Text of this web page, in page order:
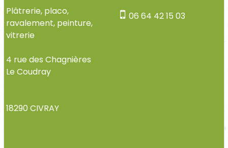
Plâtrerie, placo,
ravalement, peinture,
vitrerie
4 rue des Chagnières
Le Coudray
18290 CIVRAY
06 64 42 15 03